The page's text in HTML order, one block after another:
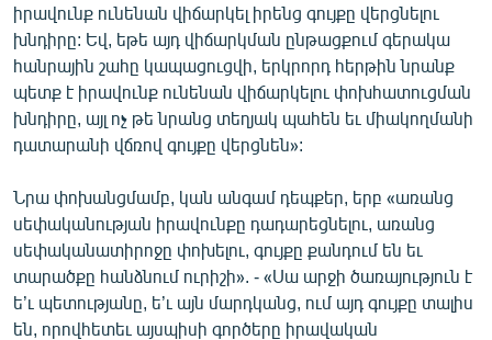
իրավունք ունենան վիճարկել իրենց գույքը վերցնելու
խնդիրը: Եվ, եթե այդ վիճարկման ընթացքում գերակա
հանրային շահը կապացուցվի, երկրորդ հերթին նրանք
պետք է իրավունք ունենան վիճարկելու փոխհատուցման
խնդիրը, այլ ոչ թե նրանց տեղյակ պահեն եւ միակողմանի
դատարանի վճռով գույքը վերցնեն»:
Նրա փոխանցմամբ, կան անգամ դեպքեր, երբ «առանց
սեփականության իրավունքը դադարեցնելու, առանց
սեփականատիրոջը փոխելու, գույքը քանդում են եւ
տարածքը հանձնում ուրիշի». - «Սա արջի ծառայություն է
ե’ւ պետությանը, ե’ւ այն մարդկանց, ում այդ գույքը տալիս
են, որովհետեւ այսպիսի գործերը իրավական